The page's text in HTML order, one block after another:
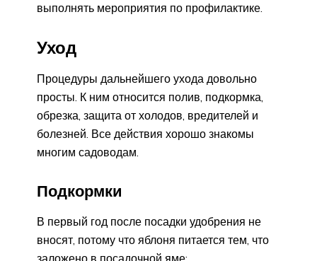
выполнять мероприятия по профилактике.
Уход
Процедуры дальнейшего ухода довольно
просты. К ним относится полив, подкормка,
обрезка, защита от холодов, вредителей и
болезней. Все действия хорошо знакомы
многим садоводам.
Подкормки
В первый год после посадки удобрения не
вносят, потому что яблоня питается тем, что
заложено в посадочной яме: